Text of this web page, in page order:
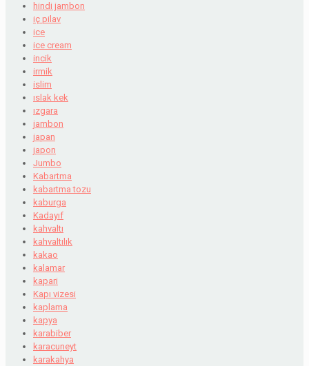
hindi jambon
iç pilav
ice
ice cream
incik
irmik
islim
ıslak kek
ızgara
jambon
japan
japon
Jumbo
Kabartma
kabartma tozu
kaburga
Kadayıf
kahvaltı
kahvaltılık
kakao
kalamar
kapari
Kapı vizesi
kaplama
kapya
karabiber
karacuneyt
karakahya